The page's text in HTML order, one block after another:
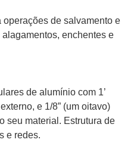
de salvamento e
enchentes e
de alumínio com 1’
e 1/8” (um oitavo)
seu material. Estrutura de
e redes.